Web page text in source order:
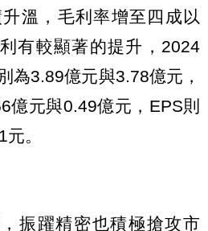
溫，毛利率增至四成以
有較顯著的提升，2024
為3.89億元與3.78億元，
億元與0.49億元，EPS則
。
振躍精密也積極搶攻市